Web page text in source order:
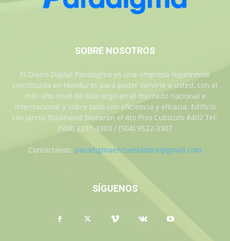
SOBRE NOSOTROS
El Diario Digital Paradigma es una empresa legalmente
constituida en Honduras para poder servirle a usted, con el
más alto nivel de liderazgo en el mercado nacional e
internacional y sobre todo con eficiencia y eficacia. Edificio
Los Jarros Boulevard Morazan el 4to Piso Cubiculo #402 Tel:
(504) 2231-3303 / (504) 9522-3307
Contáctanos: paradigmaencuestadora@gmail.com
SÍGUENOS